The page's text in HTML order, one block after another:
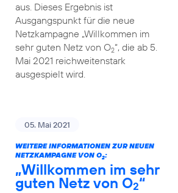
aus. Dieses Ergebnis ist
Ausgangspunkt für die neue
Netzkampagne „Willkommen im
sehr guten Netz von O2“, die ab 5.
Mai 2021 reichweitenstark
ausgespielt wird.
05. Mai 2021
WEITERE INFORMATIONEN ZUR NEUEN
NETZKAMPAGNE VON O2:
„Willkommen im sehr
guten Netz von O2“